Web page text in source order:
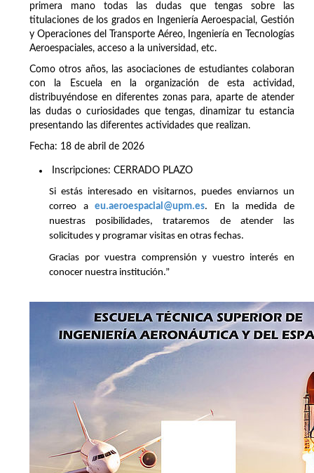
primera mano todas las dudas que tengas sobre las
titulaciones de los grados en Ingeniería Aeroespacial, Gestión
y Operaciones del Transporte Aéreo, Ingeniería en Tecnologías
Aeroespaciales, acceso a la universidad, etc.
Como otros años, las asociaciones de estudiantes colaboran
con la Escuela en la organización de esta actividad,
distribuyéndose en diferentes zonas para, aparte de atender
las dudas o curiosidades que tengas, dinamizar tu estancia
presentando las diferentes actividades que realizan.
Fecha: 18 de abril de 2026
Inscripciones: CERRADO PLAZO
Si estás interesado en visitarnos, puedes enviarnos un
correo aeu.aeroespacial@upm.es. En la medida de
nuestras posibilidades, trataremos de atender las
solicitudes y programar visitas en otras fechas.
Gracias por vuestra comprensión y vuestro interés en
conocer nuestra institución.”